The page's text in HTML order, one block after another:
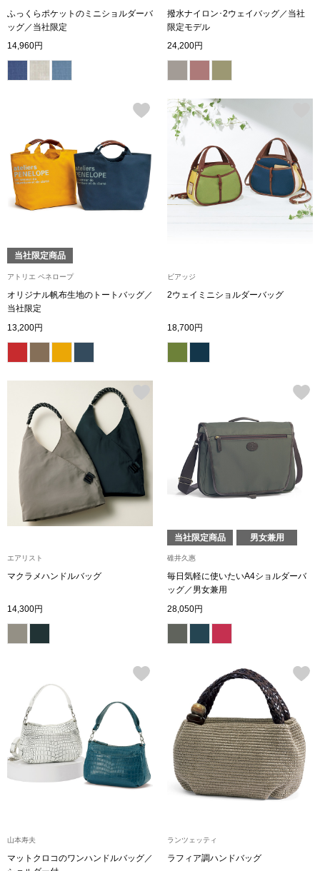
Salon de GRANDGRIS
ランド
すべて見る
BOGARD
アウター
ジャケット
ポロシャツ
シャツ／ブラ
ベスト
スーツ
その他
ふっくらポケットのミニショルダーバ
ッグ／当社限定
14,960円
撥水ナイロン･2ウェイバッグ／当社
限定モデル
24,200円
当社限定商品
アトリエ ペネロープ
オリジナル帆布生地のトートバッグ／
当社限定
13,200円
ビアッジ
2ウェイミニショルダーバッグ
18,700円
エアリスト
マクラメハンドルバッグ
14,300円
当社限定商品 男女兼用
碓井久惠
毎日気軽に使いたいA4ショルダーバ
ッグ／男女兼用
28,050円
山本寿夫
マットクロコのワンハンドルバッグ／
ランツェッティ
ラフィア調ハンドバッグ